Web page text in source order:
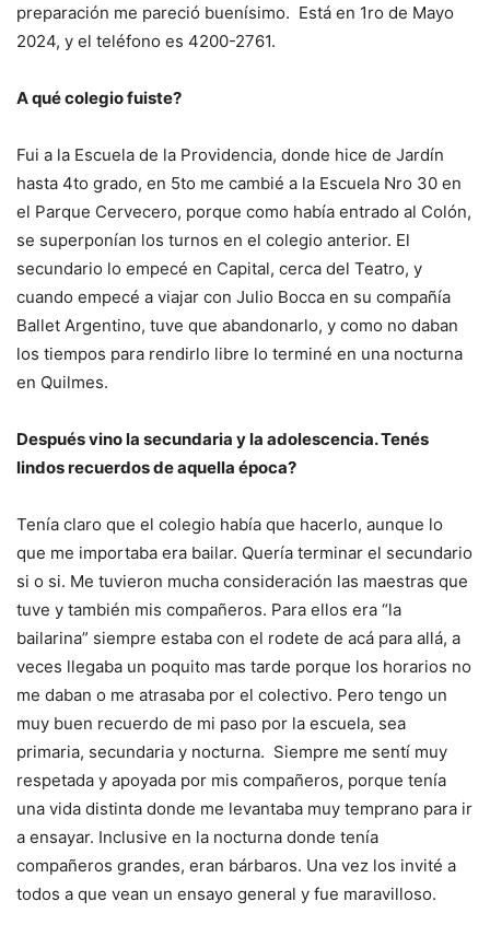
preparación me pareció buenísimo. Está en 1ro de Mayo
2024, y el teléfono es 4200-2761.
A qué colegio fuiste?
Fui a la Escuela de la Providencia, donde hice de Jardín
hasta 4to grado, en 5to me cambié a la Escuela Nro 30 en
el Parque Cervecero, porque como había entrado al Colón,
se superponían los turnos en el colegio anterior. El
secundario lo empecé en Capital, cerca del Teatro, y
cuando empecé a viajar con Julio Bocca en su compañía
Ballet Argentino, tuve que abandonarlo, y como no daban
los tiempos para rendirlo libre lo terminé en una nocturna
en Quilmes.
Después vino la secundaria y la adolescencia. Tenés
lindos recuerdos de aquella época?
Tenía claro que el colegio había que hacerlo, aunque lo
que me importaba era bailar. Quería terminar el secundario
si o si. Me tuvieron mucha consideración las maestras que
tuve y también mis compañeros. Para ellos era “la
bailarina” siempre estaba con el rodete de acá para allá, a
veces llegaba un poquito mas tarde porque los horarios no
me daban o me atrasaba por el colectivo. Pero tengo un
muy buen recuerdo de mi paso por la escuela, sea
primaria, secundaria y nocturna. Siempre me sentí muy
respetada y apoyada por mis compañeros, porque tenía
una vida distinta donde me levantaba muy temprano para ir
a ensayar. Inclusive en la nocturna donde tenía
compañeros grandes, eran bárbaros. Una vez los invité a
todos a que vean un ensayo general y fue maravilloso.